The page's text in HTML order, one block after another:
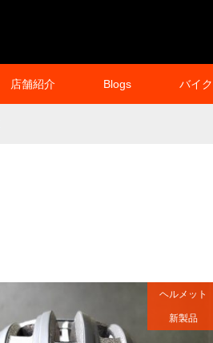
店舗紹介 Blogs バイク
ヘルメット
新製品